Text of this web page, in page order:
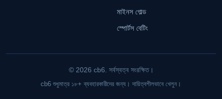
মাইনস গোল্ড
স্পোর্টস বেটিং
© 2026 cb6. সর্বস্বত্ব সংরক্ষিত।
cb6 শুধুমাত্র ১৮+ ব্যবহারকারীদের জন্য। দায়িত্বশীলভাবে খেলুন।